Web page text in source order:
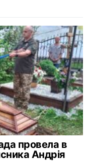
провела в
Андрія